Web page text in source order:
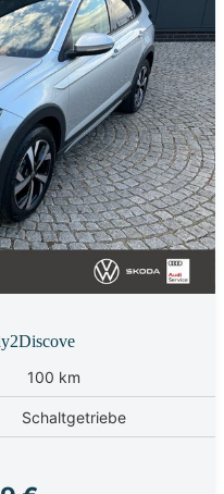
100 km
Schaltgetriebe